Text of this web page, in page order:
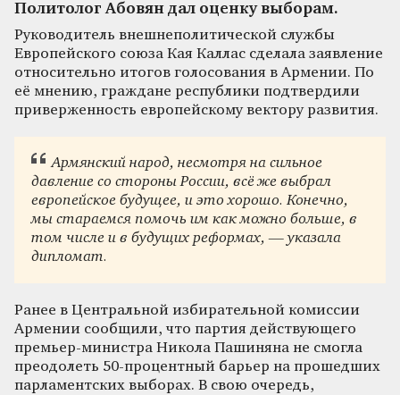
Политолог Абовян дал оценку выборам.
Руководитель внешнеполитической службы
Европейского союза Кая Каллас сделала заявление
относительно итогов голосования в Армении. По
её мнению, граждане республики подтвердили
приверженность европейскому вектору развития.
Армянский народ, несмотря на сильное
давление со стороны России, всё же выбрал
европейское будущее, и это хорошо. Конечно,
мы стараемся помочь им как можно больше, в
том числе и в будущих реформах, — указала
дипломат.
Ранее в Центральной избирательной комиссии
Армении сообщили, что партия действующего
премьер-министра Никола Пашиняна не смогла
преодолеть 50-процентный барьер на прошедших
парламентских выборах. В свою очередь,